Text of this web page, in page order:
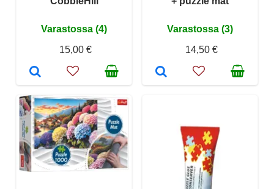
Varastossa (4)
15,00 €
Varastossa (3)
14,50 €